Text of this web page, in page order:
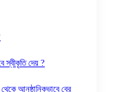
স্বীকৃতি দেয় ?
আনুষ্ঠানিকভাবে বের